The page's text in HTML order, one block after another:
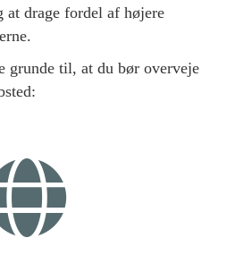
at drage fordel af højere
grunde til, at du bør overveje